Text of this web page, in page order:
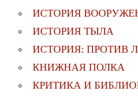
ИСТОРИЯ
ИСТОРИЯ ТЫЛА
ИСТОРИЯ: ПРОТИВ
КНИЖНАЯ ПОЛКА
КРИТИКА И